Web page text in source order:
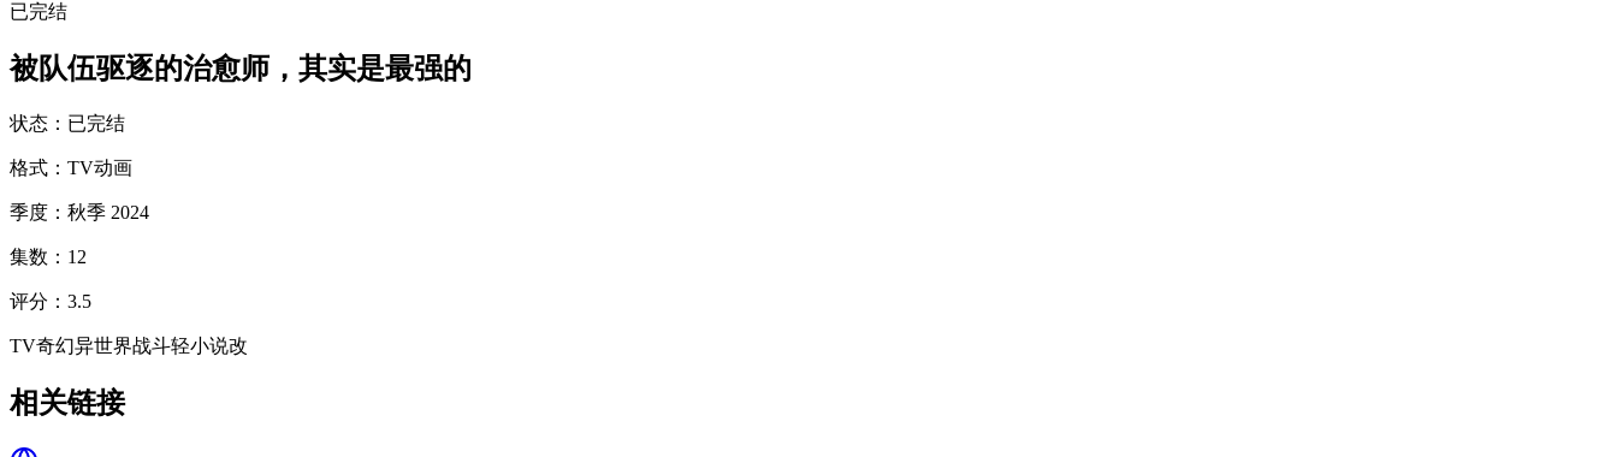
已完结
被队伍驱逐的治愈师，其实是最强的
状态 ： 已完结
格式 ： TV动画
季度 ： 秋季 2024
集数 ： 12
评分 ： 3.5
TV奇幻异世界战斗轻小说改
相关链接